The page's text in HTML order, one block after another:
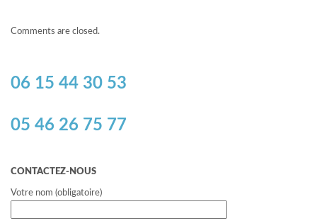
Comments are closed.
06 15 44 30 53
05 46 26 75 77
CONTACTEZ-NOUS
Votre nom (obligatoire)